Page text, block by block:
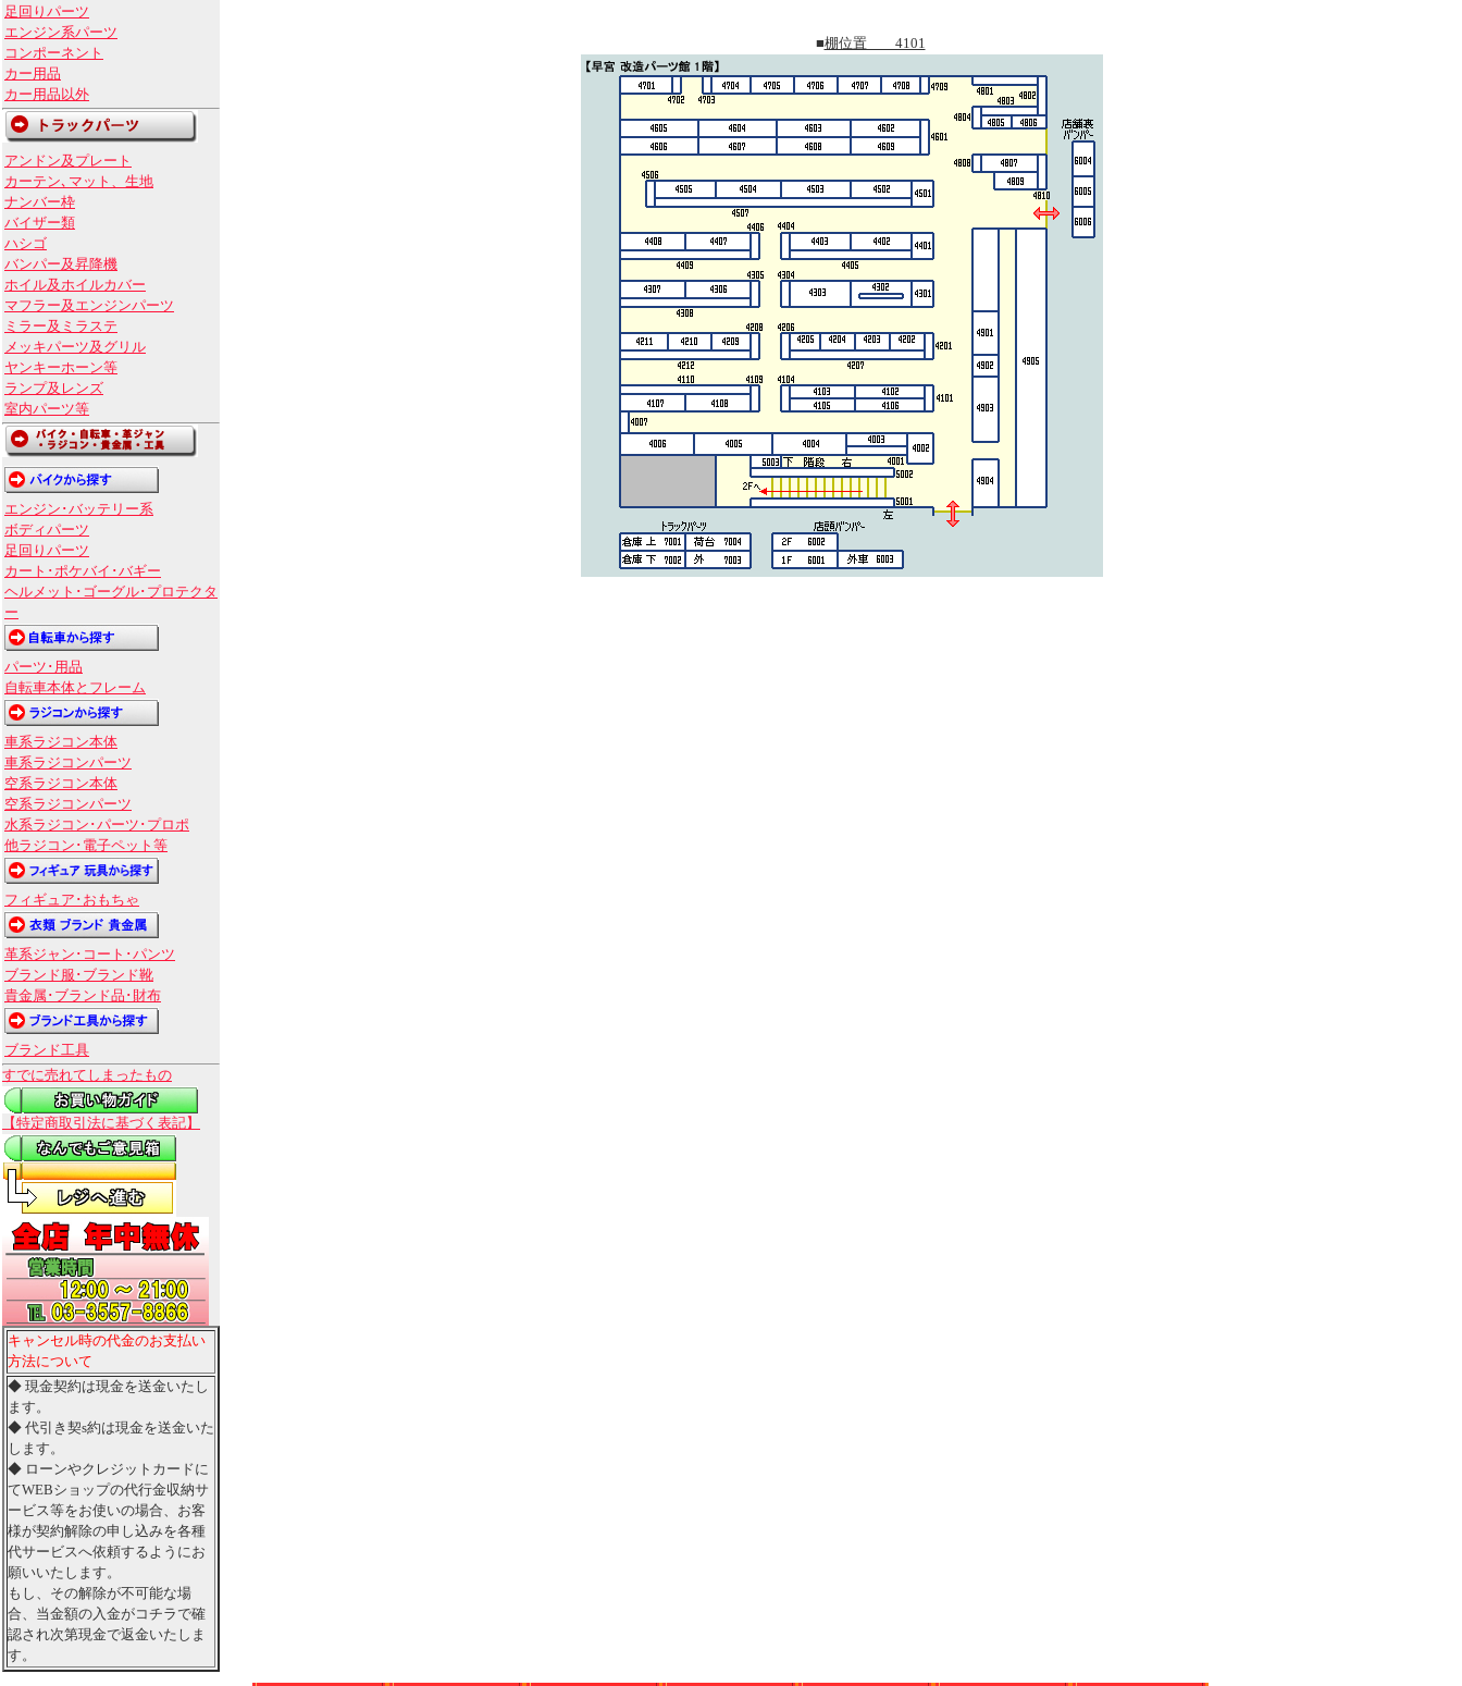
足回りパーツ
エンジン系パーツ
コンポーネント
カー用品
カー用品以外
アンドン及プレート
カーテン､マット、生地
ナンバー枠
バイザー類
ハシゴ
バンパー及昇降機
ホイル及ホイルカバー
マフラー及エンジンパーツ
ミラー及ミラステ
メッキパーツ及グリル
ヤンキーホーン等
ランプ及レンズ
室内パーツ等
エンジン･バッテリー系
ボディパーツ
足回りパーツ
カート･ポケバイ･バギー
ヘルメット･ゴーグル･プロテクタ
ー
パーツ･用品
自転車本体とフレーム
車系ラジコン本体
車系ラジコンパーツ
空系ラジコン本体
空系ラジコンパーツ
水系ラジコン･パーツ･プロポ
他ラジコン･電子ペット等
フィギュア･おもちゃ
革系ジャン･コート･パンツ
ブランド服･ブランド靴
貴金属･ブランド品･財布
ブランド工具
すでに売れてしまったもの
【特定商取引法に基づく表記】
キャンセル時の代金のお支払い
方法について
◆ 現金契約は現金を送金いたし
ます。
◆ 代引き契s約は現金を送金いた
します。
◆ ローンやクレジットカードに
てWEBショップの代行金収納サ
ービス等をお使いの場合、お客
様が契約解除の申し込みを各種
代サービスへ依頼するようにお
願いいたします。
もし、その解除が不可能な場
合、当金額の入金がコチラで確
認され次第現金で返金いたしま
す。
■棚位置 4101